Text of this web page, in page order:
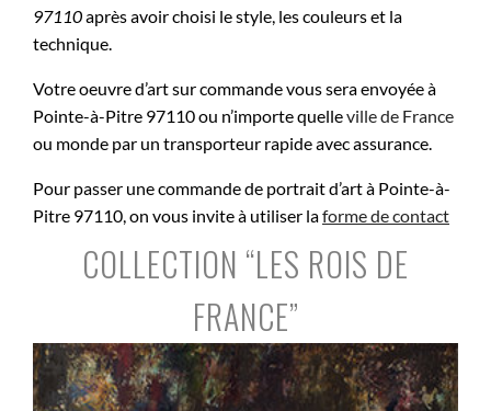
97110après avoir choisi le style, les couleurs et la
technique.
Votre oeuvre d’art sur commande vous sera envoyée à
Pointe-à-Pitre 97110 ou n’importe quelleville de France
ou monde par un transporteur rapide avec assurance.
Pour passer une commande de portrait d’art à Pointe-à-
Pitre 97110, on vous invite à utiliser laforme de contact
COLLECTION “LES ROIS DE
FRANCE”